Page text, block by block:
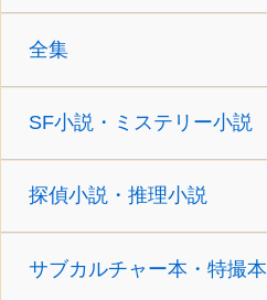
全集
SF小説・ミステリー小説
探偵小説・推理小説
サブカルチャー本・特撮本